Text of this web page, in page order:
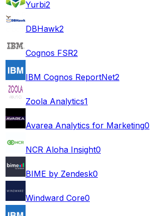
Yurbi2
DBHawk2
Cognos FSR2
IBM Cognos ReportNet2
Zoola Analytics1
Avarea Analytics for Marketing0
NCR Aloha Insight0
BIME by Zendesk0
Windward Core0